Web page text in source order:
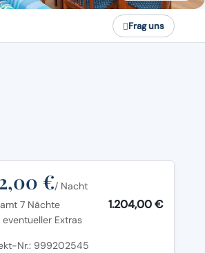
Frag uns
€/ Nacht
7 Nächte
1.204,00 €
eventueller Extras
Nr.: 999202545